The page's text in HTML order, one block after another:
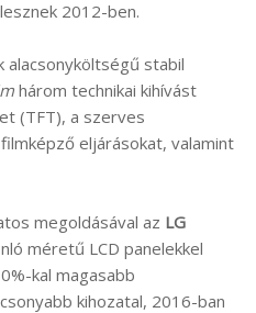
2012-ben.
alacsonyköltségű stabil
három technikai kihívást
(TFT), a szerves
eljárásokat, valamint
megoldásával az LG
méretű LCD panelekkel
kal magasabb
kihozatal, 2016-ban